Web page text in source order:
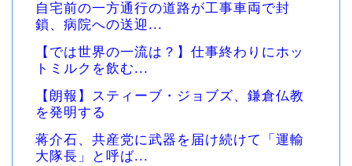
自宅前の一方通行の道路が工事車両で封
鎖、病院への送迎...
【では世界の一流は？】仕事終わりにホッ
トミルクを飲む...
【朗報】スティーブ・ジョブズ、鎌倉仏教
を発明する
蒋介石、共産党に武器を届け続けて「運輸
大隊長」と呼ば...